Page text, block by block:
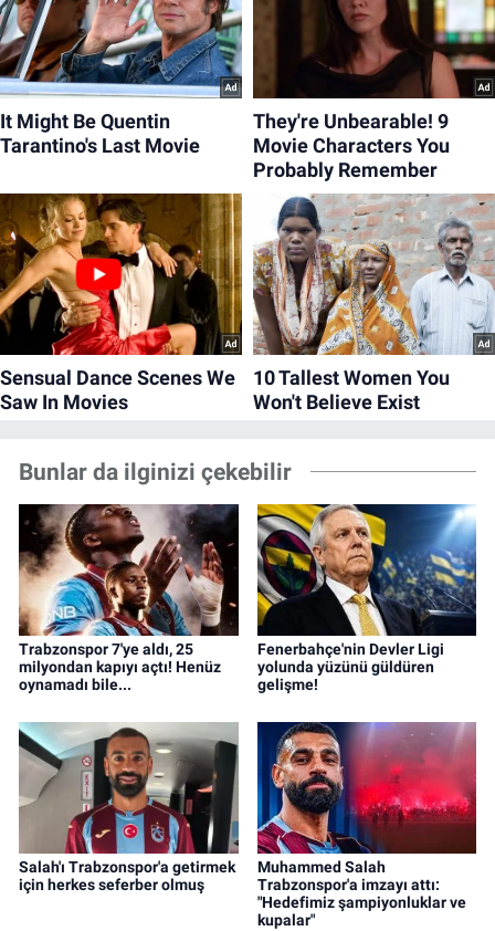
Bunlar da ilginizi çekebilir
Trabzonspor 7'ye aldı, 25
milyondan kapıyı açtı! Henüz
oynamadı bile...
Fenerbahçe'nin Devler Ligi
yolunda yüzünü güldüren
gelişme!
Salah'ı Trabzonspor'a getirmek
için herkes seferber olmuş
Muhammed Salah
Trabzonspor'a imzayı attı:
"Hedefimiz şampiyonluklar ve
kupalar"